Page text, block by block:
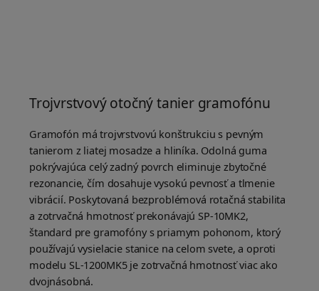
Trojvrstvový otočný tanier gramofónu
Gramofón má trojvrstvovú konštrukciu s pevným
tanierom z liatej mosadze a hliníka. Odolná guma
pokrývajúca celý zadný povrch eliminuje zbytočné
rezonancie, čím dosahuje vysokú pevnosť a tlmenie
vibrácií. Poskytovaná bezproblémová rotačná stabilita
a zotrvačná hmotnosť prekonávajú SP-10MK2,
štandard pre gramofóny s priamym pohonom, ktorý
používajú vysielacie stanice na celom svete, a oproti
modelu SL-1200MK5 je zotrvačná hmotnosť viac ako
dvojnásobná.